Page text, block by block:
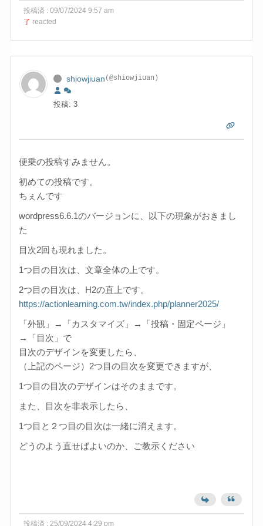
投稿済 : 09/07/2024 9:57 am
了 reacted
shiowjiuan (@shiowjiuan)
投稿: 3
便乗の投稿すみません。
初めての投稿です。
ちぇんです
wordpress6.6.1のバージョンに、以下の現象がおきまし
た
目次2回も現れました。
1つ目の目次は、文章全体の上です。
2つ目の目次は、H2の直上です。
https://actionlearning.com.tw/index.php/planner2025/
「外観」→「カスタマイズ」→「投稿・固定ページ」
→「目次」で
目次のデザインを変更したら、
（上記のページ）2つ目の目次を変更できますが、
1つ目の目次のデザインはそのままです。
また、目次を非表示したら、
1つ目と２つ目の目次は一緒に消えます。
どうのよう直せばよいのか、ご教示ください
投稿済 : 25/09/2024 4:29 pm